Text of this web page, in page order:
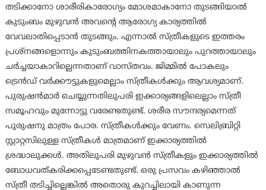
തടിക്കാനോ ശാരീരികാരോഗ്യം മോശമാകാനോ തുടങ്ങിയാല്‍
കുടുംബം മുഴുവന്‍ അവന്റെ ആരോഗ്യ കാര്യത്തില്‍
വേവലാതിപ്പെടാന്‍ തുടങ്ങും. എന്നാല്‍ സ്ത്രീകളുടെ ഇത്തരം
പ്രശ്‌നങ്ങളൊന്നും കുടുംബത്തിനകത്തായാലും പുറത്തായാലും
ചര്‍ച്ചയാകാറില്ലെന്നതാണ് വാസ്തവം. ജിമ്മില്‍ പോകലും
ട്രെന്‍ഡ് വര്‍ക്കൗട്ടുകളുമെല്ലാം സ്ത്രീകള്‍ക്കും ആവശ്യമാണ്.
പുരുഷന്‍മാര്‍ ചെയ്യുന്നതിലുപരി ഇക്കാര്യങ്ങളിലെല്ലാം സ്ത്രീ
സമൂഹവും മുന്നോട്ടു വരേണ്ടതുണ്ട്. ശരീര സൗന്ദര്യമെന്നത്
പുരുഷനു മാത്രം പോര. സ്ത്രീകള്‍ക്കും വേണം. സെലിബ്രിറ്റി
സ്റ്റാറ്റസിലുള്ള സ്ത്രീകള്‍ മാത്രമാണ് ഇക്കാര്യത്തില്‍
ശ്രദ്ധാലുക്കള്‍. അതിലുപരി മുഴുവന്‍ സ്ത്രീകളും ഇക്കാര്യത്തില്‍
ബോധവത്കരിക്കപ്പെടേണ്ടതുണ്ട്. ഒരു പ്രസവം കഴിഞ്ഞാല്‍
സ്ത്രീ തടിച്ചില്ലെങ്കില്‍ അതൊരു കുറച്ചിലായി കാണുന്ന